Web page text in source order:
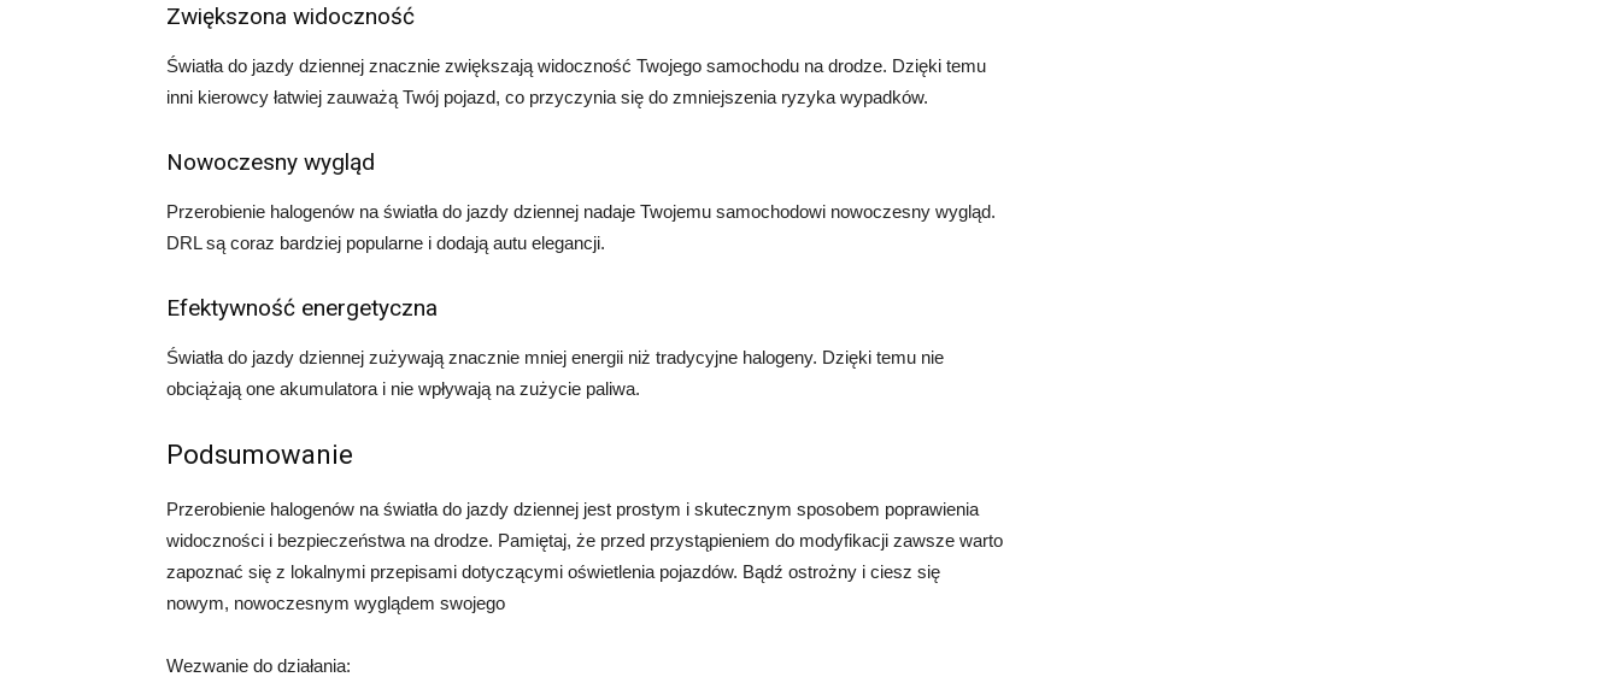
Zwiększona widoczność
Światła do jazdy dziennej znacznie zwiększają widoczność Twojego samochodu na drodze. Dzięki temu
inni kierowcy łatwiej zauważą Twój pojazd, co przyczynia się do zmniejszenia ryzyka wypadków.
Nowoczesny wygląd
Przerobienie halogenów na światła do jazdy dziennej nadaje Twojemu samochodowi nowoczesny wygląd.
DRL są coraz bardziej popularne i dodają autu elegancji.
Efektywność energetyczna
Światła do jazdy dziennej zużywają znacznie mniej energii niż tradycyjne halogeny. Dzięki temu nie
obciążają one akumulatora i nie wpływają na zużycie paliwa.
Podsumowanie
Przerobienie halogenów na światła do jazdy dziennej jest prostym i skutecznym sposobem poprawienia
widoczności i bezpieczeństwa na drodze. Pamiętaj, że przed przystąpieniem do modyfikacji zawsze warto
zapoznać się z lokalnymi przepisami dotyczącymi oświetlenia pojazdów. Bądź ostrożny i ciesz się
nowym, nowoczesnym wyglądem swojego
Wezwanie do działania: